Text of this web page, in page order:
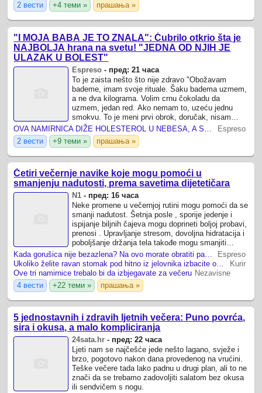
2 вести
+4 теми » прашања »
"I MOJA BABA JE TO ZNALA": Čubrilo otkrio šta je
NAJBOLJA hrana na svetu! "JEDNA OD NJIH JE
ULAZAK U BOLEST"
Espreso - пред: 21 часа
To je zaista nešto što nije zdravo "Obožavam
bademe, imam svoje rituale. Šaku badema uzmem,
a ne dva kilograma. Volim crnu čokoladu da
uzmem, jedan red. Ako nemam to, uzeću jednu
smokvu. To je meni prvi obrok, doručak, nisam
napravio skok šećera, moj insulin je miran.
Espreso
2 вести
+9 теми » прашања »
Četiri večernje navike koje mogu pomoći u
smanjenju nadutosti, prema savetima dijetetičara
N1 - пред: 16 часа
Neke promene u večernjoj rutini mogu pomoći da se
smanji nadutost. Šetnja posle , sporije jedenje i
ispijanje biljnih čajeva mogu doprineti boljoj probavi,
prenosi . Upravljanje stresom, dovoljna hidratacija i
poboljšanje držanja tela takođe mogu smanjiti
osećaj nadutosti.
Espreso
Kurir
Ove tri namirnice trebalo bi da izbjegavate za večeru Nezavisne
4 вести
+22 теми » прашања »
5 jednostavnih i zdravih ljetnih večera: Puno povrća,
sira i okusa, a malo kompliciranja
24sata.hr - пред: 22 часа
Ljeti nam se najčešće jede nešto lagano, svježe i
brzo, pogotovo nakon dana provedenog na vrućini.
Teške večere tada lako padnu u drugi plan, ali to ne
znači da se trebamo zadovoljiti salatom bez okusa
ili sendvičem s nogu.